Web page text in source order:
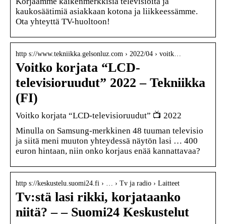
kaukosäätimiä asiakkaan kotona ja liikkeessämme.
Ota yhteyttä TV-huoltoon!
http s://www.tekniikka.gelsonluz.com › 2022/04 › voitk…
Voitko korjata “LCD-
televisioruudut” 2022 – Tekniikka
(FI)
Voitko korjata “LCD-televisioruudut” 📺 2022
Minulla on Samsung-merkkinen 48 tuuman televisio
ja siitä meni muuton yhteydessä näytön lasi … 400
euron hintaan, niin onko korjaus enää kannattavaa?
http s://keskustelu.suomi24.fi › … › Tv ja radio › Laitteet
Tv:stä lasi rikki, korjataanko
niitä? – – Suomi24 Keskustelut